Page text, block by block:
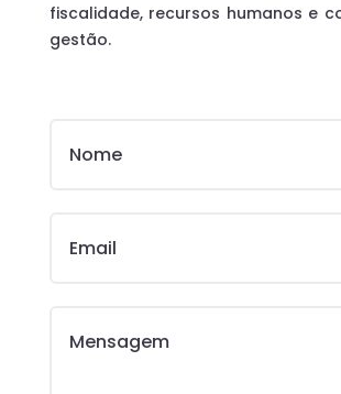
fiscalidade, recursos humanos e
gestão.